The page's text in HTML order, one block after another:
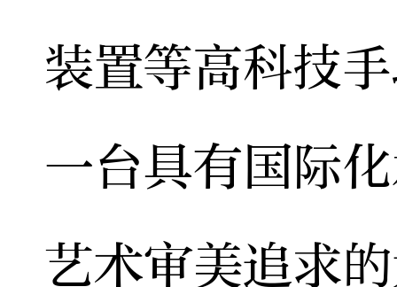
装置等高科技
一台具有国际
艺术审美追求